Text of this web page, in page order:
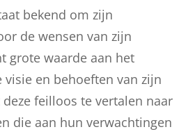
bekend om zijn
de wensen van zijn
grote waarde aan het
visie en behoeften van zijn
feilloos te vertalen naar
die aan hun verwachtingen